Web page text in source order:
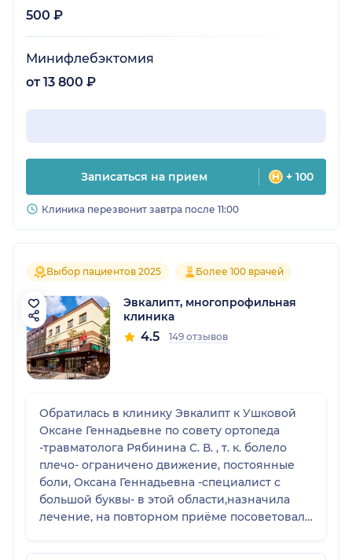
500 ₽
Минифлебэктомия
от 13 800 ₽
Записаться на прием + 100
Клиника перезвонит завтра после 11:00
Выбор пациентов 2025 Более 100 врачей
Эвкалипт, многопрофильная
клиника
4.5 149 отзывов
Обратилась в клинику Эвкалипт к Ушковой
Оксане Геннадьевне по совету ортопеда
-травматолога Рябинина С. В. , т. к. болело
плечо- ограничено движение, постоянные
боли, Оксана Геннадьевна -специалист с
большой буквы- в этой области,назначила
лечение, на повторном приёме посоветовала
-анастезиологу-реаниматологу Водолазскому